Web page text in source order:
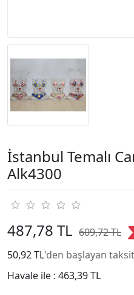
İstanbul Temalı
Alk4300
487,78 TL 609,72 TL
50,92 TL'den başlayan
Havale ile : 463,39 TL